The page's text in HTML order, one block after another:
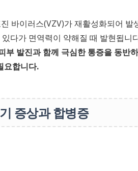
바이러스(VZV)가 재활성화되어
다가 면역력이 약해질 때 발현됩
부 발진과 함께 극심한 통증을 동반
요합니다.
증상과 합병증